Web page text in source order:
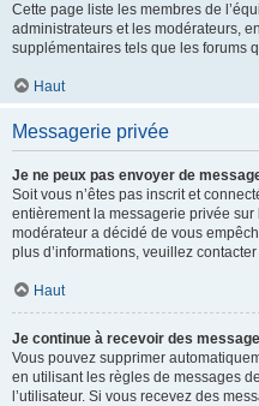
Cette page liste les membres de
administrateurs et les modérateurs,
supplémentaires tels que les forums
Haut
Messagerie privée
Je ne peux pas envoyer de
Soit vous n’êtes pas inscrit et
entièrement la messagerie privée
modérateur a décidé de vous
plus d’informations, veuillez
Haut
Je continue à recevoir des
Vous pouvez supprimer
en utilisant les règles de messages
l’utilisateur. Si vous recevez des